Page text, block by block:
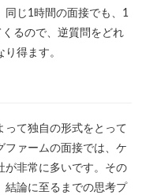
じ1時間の面接でも、1
るので、逆質問をどれ
得ます。
って独自の形式をとって
ファームの面接では、ケ
が非常に多いです。その
結論に至るまでの思考プ